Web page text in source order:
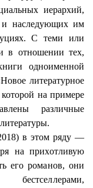
иерархий,
наследующих им
С теми или
в отношении тех,
одноименной
литературное
на примере
различные
в этом ряду —
на прихотливую
его романов, они
бестселлерами,